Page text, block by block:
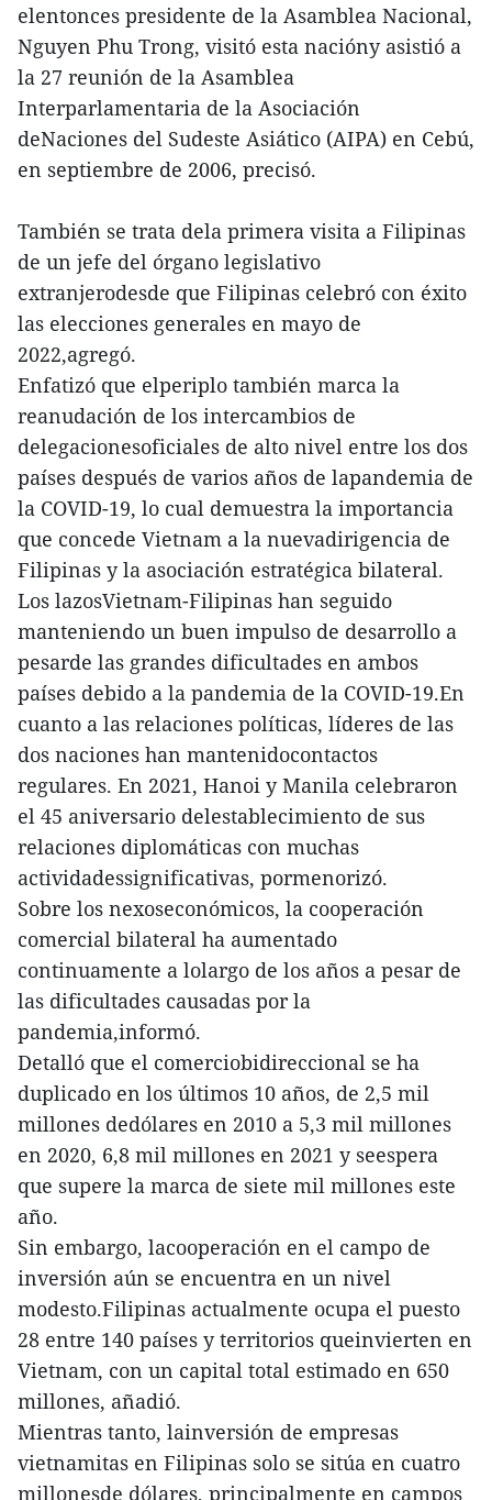
elentonces presidente de la Asamblea Nacional,
Nguyen Phu Trong, visitó esta nacióny asistió a
la 27 reunión de la Asamblea
Interparlamentaria de la Asociación
deNaciones del Sudeste Asiático (AIPA) en Cebú,
en septiembre de 2006, precisó.
También se trata dela primera visita a Filipinas
de un jefe del órgano legislativo
extranjerodesde que Filipinas celebró con éxito
las elecciones generales en mayo de
2022,agregó.
Enfatizó que elperiplo también marca la
reanudación de los intercambios de
delegacionesoficiales de alto nivel entre los dos
países después de varios años de lapandemia de
la COVID-19, lo cual demuestra la importancia
que concede Vietnam a la nuevadirigencia de
Filipinas y la asociación estratégica bilateral.
Los lazosVietnam-Filipinas han seguido
manteniendo un buen impulso de desarrollo a
pesarde las grandes dificultades en ambos
países debido a la pandemia de la COVID-19.En
cuanto a las relaciones políticas, líderes de las
dos naciones han mantenidocontactos
regulares. En 2021, Hanoi y Manila celebraron
el 45 aniversario delestablecimiento de sus
relaciones diplomáticas con muchas
actividadessignificativas, pormenorizó.
Sobre los nexoseconómicos, la cooperación
comercial bilateral ha aumentado
continuamente a lolargo de los años a pesar de
las dificultades causadas por la
pandemia,informó.
Detalló que el comerciobidireccional se ha
duplicado en los últimos 10 años, de 2,5 mil
millones dedólares en 2010 a 5,3 mil millones
en 2020, 6,8 mil millones en 2021 y seespera
que supere la marca de siete mil millones este
año.
Sin embargo, lacooperación en el campo de
inversión aún se encuentra en un nivel
modesto.Filipinas actualmente ocupa el puesto
28 entre 140 países y territorios queinvierten en
Vietnam, con un capital total estimado en 650
millones, añadió.
Mientras tanto, lainversión de empresas
vietnamitas en Filipinas solo se sitúa en cuatro
millonesde dólares, principalmente en campos